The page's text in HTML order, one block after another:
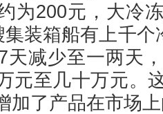
为200元，大冷
装箱船有上千
天减少至一两天
元至几十万元。
加了产品在市场